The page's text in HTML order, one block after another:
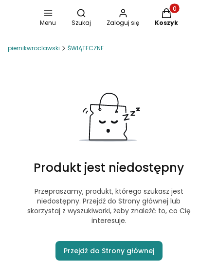
Menu
Otwórz wyszukiwarkę
Szukaj Zaloguj się
Produkty w
Koszyk
piernikwroclawski ŚWIĄTECZNE
Produkt jest niedostępny
Przepraszamy, produkt, którego szukasz jest
niedostępny. Przejdź do Strony głównej lub
skorzystaj z wyszukiwarki, żeby znaleźć to, co Cię
interesuje.
Przejdź do Strony głównej